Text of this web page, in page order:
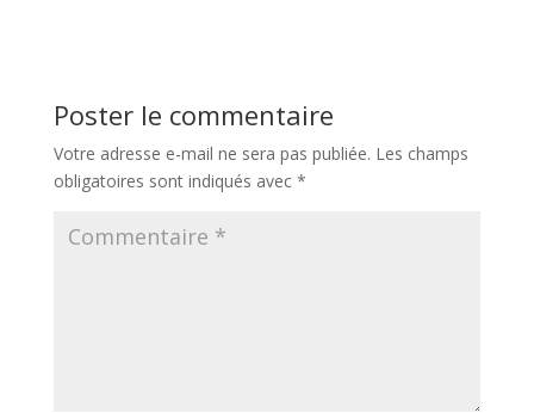
Poster le commentaire
Votre adresse e-mail ne sera pas publiée. Les champs
obligatoires sont indiqués avec *